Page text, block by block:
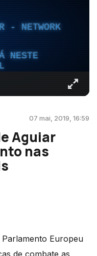
- NETWORK
NESTE
07 mai, 2019, 16:59
Aguiar
nas
Europeu
de combate as